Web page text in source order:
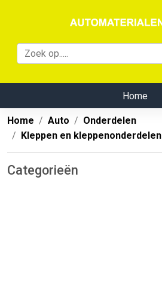
Home
Home Auto
Onderdelen
Kleppen en kleppenonderdelen
Categorieën